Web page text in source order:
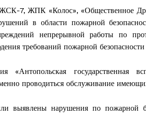
7, ЖПК «Колос», «Общественное
в области пожарной
непрерывной работы по
требований пожарной
«Антопольская государственная
проводиться обслуживание
выявлены нарушения по пожарной